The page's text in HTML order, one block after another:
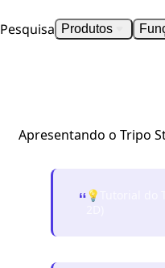
Pesquisa Produtos
Apresentando o Tripo
“💡